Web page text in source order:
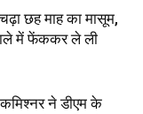
छह माह का मासूम,
में फेंककर ले ली
कमिश्नर ने डीएम के